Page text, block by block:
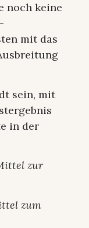
noch keine
mit das
sein, mit
in der
zur
zum